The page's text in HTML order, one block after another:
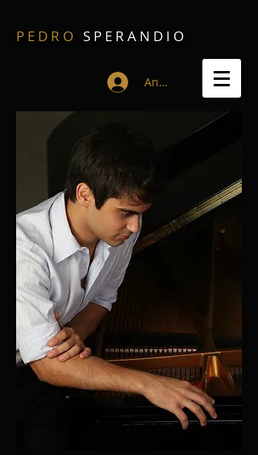
P E D R O S P E R A N D I O
Anmelden